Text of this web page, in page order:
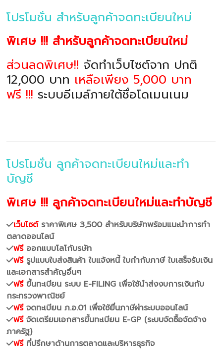
โปรโมชั่น สำหรับลูกค้าจดทะเบียนใหม่
พิเศษ !!! สำหรับลูกค้าจดทะเบียนใหม่
ส่วนลดพิเศษ!! จัดทำเว็บไซต์จาก ปกติ
12,000 บาท เหลือเพียง 5,000 บาท
ฟรี !!! ระบบอีเมล์ภายใต้ชื่อโดเมนเนม
โปรโมชั่น ลูกค้าจดทะเบียนใหม่และทำ
บัญชี
พิเศษ !!! ลูกค้าจดทะเบียนใหม่และทำบัญชี
เว็บไซต์ราคาพิเศษ 3,500 สำหรับบริษัทพร้อมแนะนำการทำ
ตลาดออนไลน์
ฟรีออกแบบโลโก้บรษัท
ฟรีรูปแบบใบส่งสินค้า ใบแจ้งหนี้ ใบกำกับภาษี ใบเสร็จรับเงิน
และเอกสารสำคัญอื่นๆ
ฟรีขึ้นทะเบียน ระบบ E-FILING เพื่อใช้นำส่งงบการเงินกับ
กระทรวงพาณิชย์
ฟรีจดทะเบียน ภ.อ.01 เพื่อใช้ยื่นภาษีผ่าระบบออนไลน์
ฟรีจัดเตรียมเอกสารขึ้นทะเบียน E-GP (ระบบจัดซื้อจัดจ้าง
ภาครัฐ)
ฟรีที่ปรึกษาด้านการตลาดและบริหารธุรกิจ